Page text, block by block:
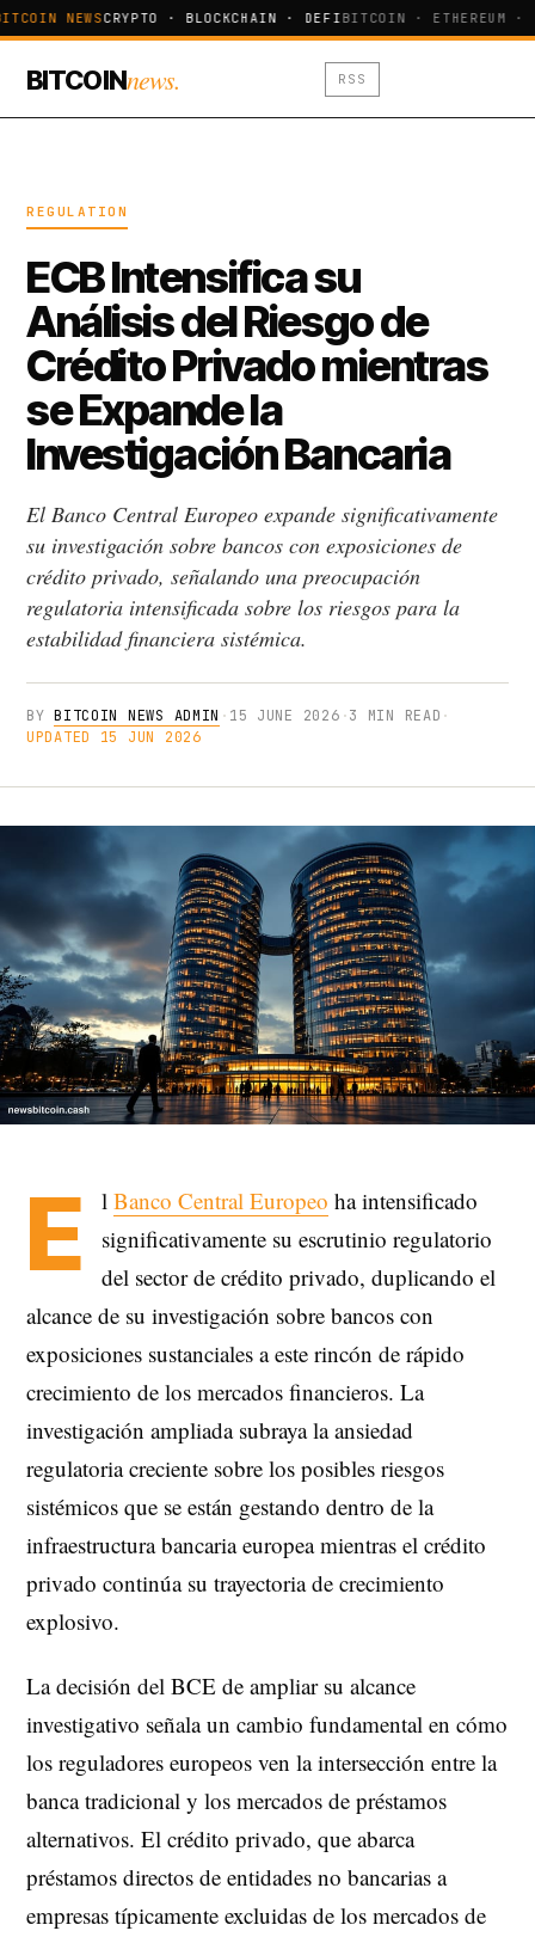
NEWSCRYPTO · BLOCKCHAIN · DEFIBITCOIN · ETHEREUM ·
BITCOINnews. RSS
REGULATION
ECB Intensifica su
Análisis del Riesgo de
Crédito Privado mientras
se Expande la
Investigación Bancaria
El Banco Central Europeo expande significativamente
su investigación sobre bancos con exposiciones de
crédito privado, señalando una preocupación
regulatoria intensificada sobre los riesgos para la
estabilidad financiera sistémica.
BYBITCOIN NEWS ADMIN · 15 JUNE 2026 ·3 MIN READ ·
UPDATED 15 JUN 2026
E l Banco Central Europeo ha intensificado
significativamente su escrutinio regulatorio
del sector de crédito privado, duplicando el
alcance de su investigación sobre bancos con
exposiciones sustanciales a este rincón de rápido
crecimiento de los mercados financieros. La
investigación ampliada subraya la ansiedad
regulatoria creciente sobre los posibles riesgos
sistémicos que se están gestando dentro de la
infraestructura bancaria europea mientras el crédito
privado continúa su trayectoria de crecimiento
explosivo.
La decisión del BCE de ampliar su alcance
investigativo señala un cambio fundamental en cómo
los reguladores europeos ven la intersección entre la
banca tradicional y los mercados de préstamos
alternativos. El crédito privado, que abarca
préstamos directos de entidades no bancarias a
empresas típicamente excluidas de los mercados de